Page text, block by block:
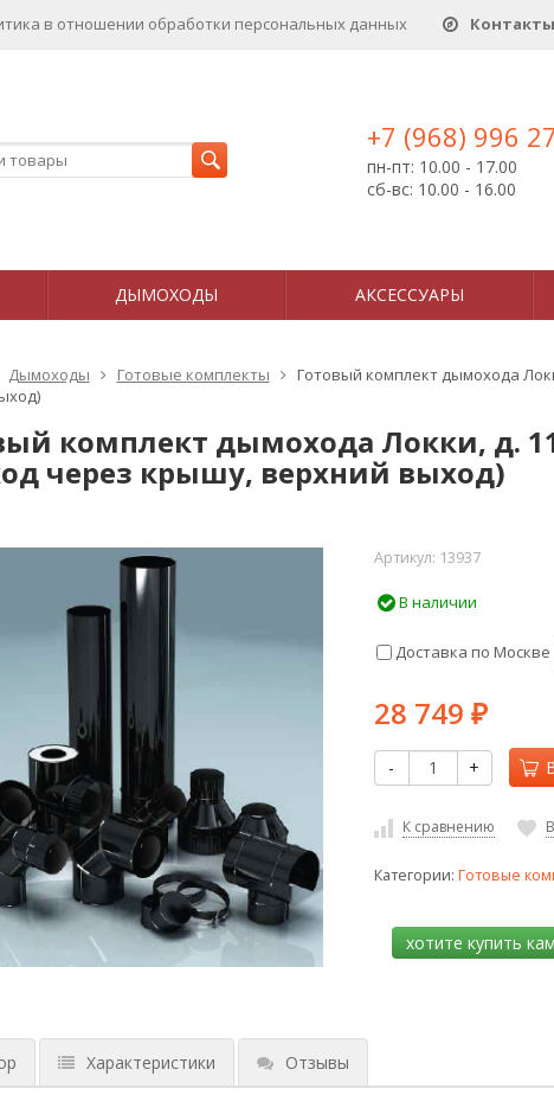
в отношении обработки персональных данныx Контакты
+7 (968) 996
пн-пт: 10.00 - 17.00
сб-вс: 10.00 - 16.00
ДЫМОХОДЫ АКСЕССУАРЫ
Дымоходы Готовые комплекты
Готовый комплект дымохода
комплект дымохода Локки, д.
через крышу, верхний выход)
Артикул: 13937
В наличии
Доставка по Москве
28 749 ₽
- +
К сравнению
Категории: Готовые
Характеристики Отзывы